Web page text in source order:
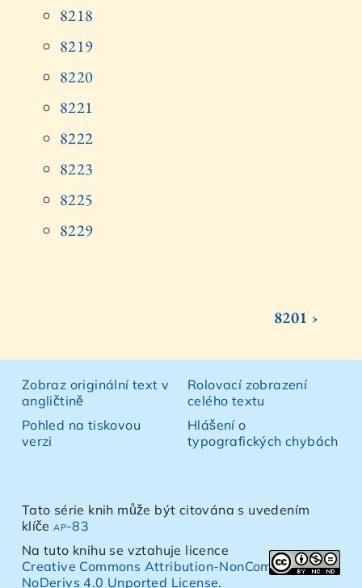
8218
8219
8220
8221
8222
8223
8225
8229
8201 ›
Zobraz originální text v
angličtině
Pohled na tiskovou
verzi
Rolovací zobrazení
celého textu
Hlášení o
typografických chybách
Tato série knih může být citována s uvedením
klíčeap-83
Na tuto knihu se vztahuje licence
Creative Commons Attribution-NonCommercial-
NoDerivs 4.0 Unported License.